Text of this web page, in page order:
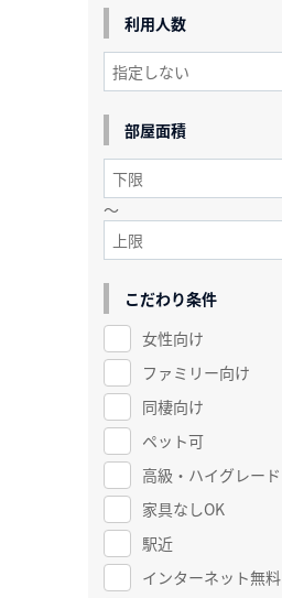
利用人数
部屋面積
～
こだわり条件
女性向け
ファミリー向け
同棲向け
ペット可
高級・ハイグレード
家具なしOK
駅近
インターネット無料